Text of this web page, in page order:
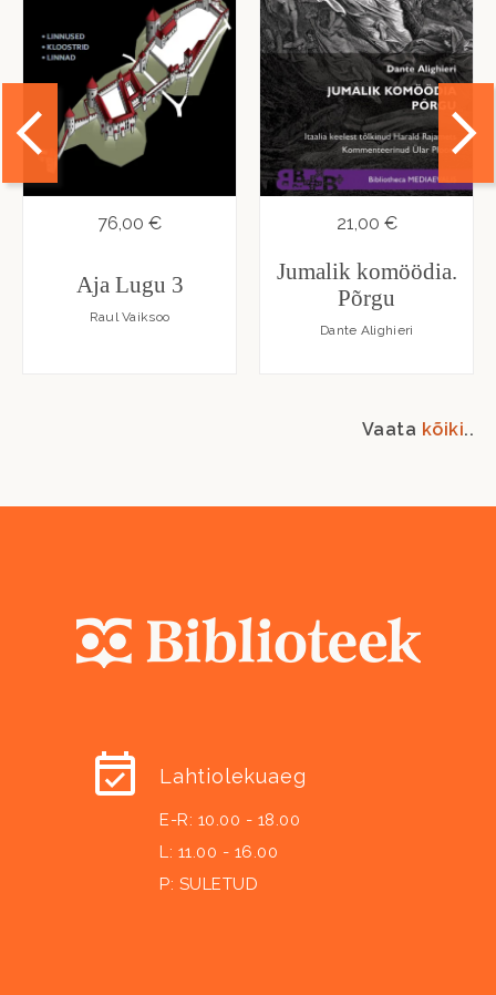
76,00 €
Aja Lugu 3
Raul Vaiksoo
21,00 €
Jumalik komöödia.
Põrgu
Dante Alighieri
Vaata kõiki..
Lahtiolekuaeg
E-R: 10.00 - 18.00
L: 11.00 - 16.00
P: SULETUD